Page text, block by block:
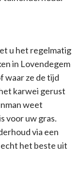
u het regelmatig
in Lovendegem
waar ze de tijd
karwei gerust
weet
voor uw gras.
via een
het beste uit